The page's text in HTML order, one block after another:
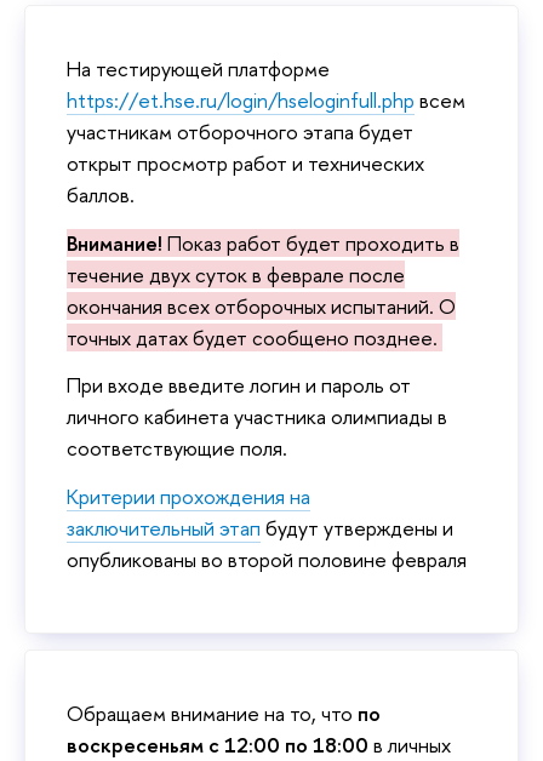
На тестирующей платформе
https://et.hse.ru/login/hseloginfull.php всем
участникам отборочного этапа будет
открыт просмотр работ и технических
баллов.
Внимание! Показ работ будет проходить в
течение двух суток в феврале после
окончания всех отборочных испытаний. О
точных датах будет сообщено позднее.
При входе введите логин и пароль от
личного кабинета участника олимпиады в
соответствующие поля.
Критерии прохождения на
заключительный этап будут утверждены и
опубликованы во второй половине февраля
Обращаем внимание на то, что по
воскресеньям с 12:00 по 18:00 в личных